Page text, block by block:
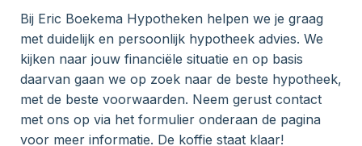
Bij Eric Boekema Hypotheken helpen we je graag
met duidelijk en persoonlijk hypotheek advies. We
kijken naar jouw financiële situatie en op basis
daarvan gaan we op zoek naar de beste hypotheek,
met de beste voorwaarden. Neem gerust contact
met ons op via het formulier onderaan de pagina
voor meer informatie. De koffie staat klaar!